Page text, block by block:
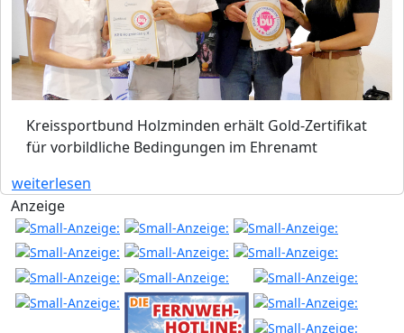
Kreissportbund Holzminden erhält Gold-Zertifikat
für vorbildliche Bedingungen im Ehrenamt
weiterlesen
Anzeige